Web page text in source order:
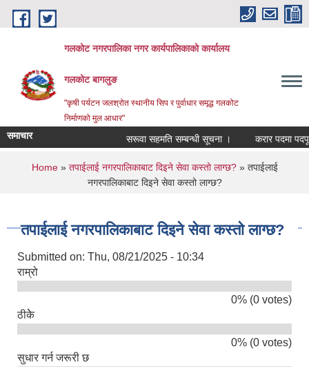
Skip to main content
गलकोट नगरपालिका नगर कार्यपालिकाको कार्यालय
गलकोट बागलुङ
"कृषी पर्यटन जलश्रोत स्थानीय सिप र पुर्वाधार समृद्ध गलकोट
निर्माणको मुल आधार"
समाचार सरूवा सहमति सम्बन्धी सूचना । करार पदमा
You are here
Home» तपाईलाई नगरपालिकाबाट दिइने सेवा कस्तो लाग्छ?» तपाईलाई
नगरपालिकाबाट दिइने सेवा कस्तो लाग्छ?
तपाईलाई नगरपालिकाबाट दिइने सेवा कस्तो लाग्छ?
Submitted on: Thu, 08/21/2025 - 10:34
राम्रो
0% (0 votes)
ठीकेे
0% (0 votes)
सुधार गर्न जरूरी छ